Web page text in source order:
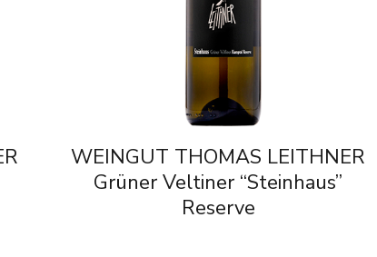
WEINGUT THOMAS LEITHNER
Grüner Veltiner “Steinhaus”
Reserve